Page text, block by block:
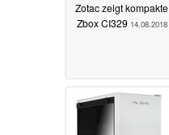
Zotac zeigt kompakte
Zbox CI329 14.08.2018